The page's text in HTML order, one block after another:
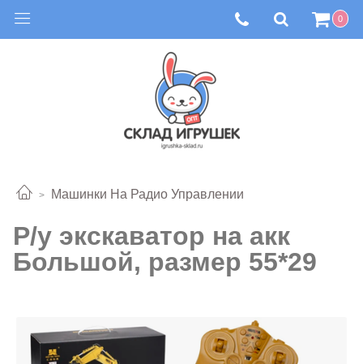
0
Машинки На Радио Управлении
Р/у экскаватор на акк
Большой, размер 55*29